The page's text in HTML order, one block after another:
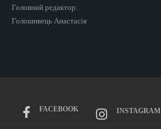
Головний редактор:
Голошивець Анастасія
FACEBOOK INSTAGRAM